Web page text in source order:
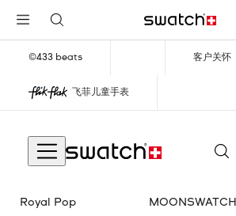
©433 beats 客户关怀
飞菲儿童手表
Royal Pop MOONSWATCH